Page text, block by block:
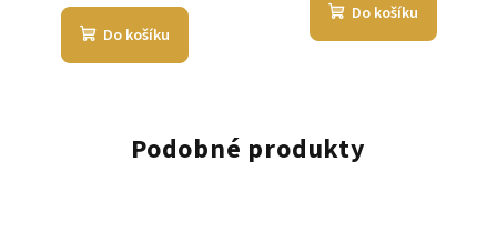
Do košíku
Do košíku
Podobné produkty